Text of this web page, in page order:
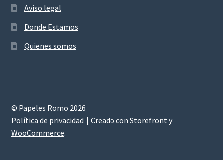
Aviso legal
Donde Estamos
Quienes somos
© Papeles Romo 2026
Política de privacidad
Creado con Storefront y
WooCommerce.